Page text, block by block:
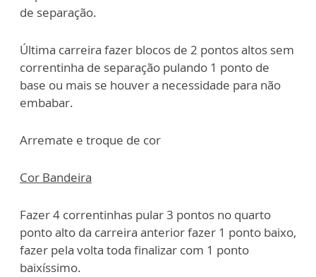
de separação.
Última carreira fazer blocos de 2 pontos altos sem
correntinha de separação pulando 1 ponto de
base ou mais se houver a necessidade para não
embabar.
Arremate e troque de cor
Cor Bandeira
Fazer 4 correntinhas pular 3 pontos no quarto
ponto alto da carreira anterior fazer 1 ponto baixo,
fazer pela volta toda finalizar com 1 ponto
baixíssimo.